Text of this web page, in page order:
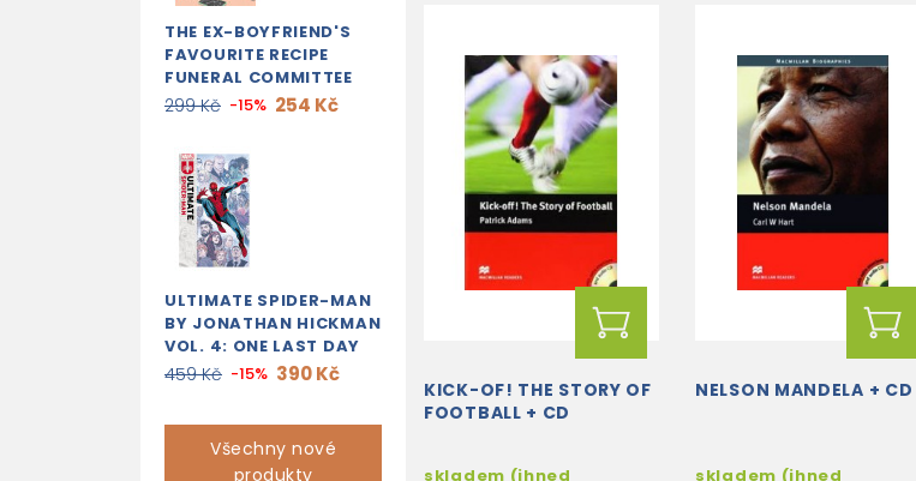
THE EX-BOYFRIEND'S
FAVOURITE RECIPE
FUNERAL COMMITTEE
299 Kč -15% 254 Kč
ULTIMATE SPIDER-MAN
BY JONATHAN HICKMAN
VOL. 4: ONE LAST DAY
459 Kč -15% 390 Kč
Všechny nové
produkty
KICK-OF! THE STORY OF
FOOTBALL + CD
skladem (ihned
NELSON MANDELA + CD
skladem (ihned